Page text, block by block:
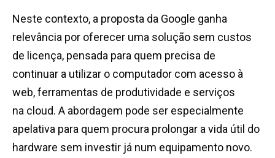
Neste contexto, a proposta da Google ganha
relevância por oferecer uma solução sem custos
de licença, pensada para quem precisa de
continuar a utilizar o computador com acesso à
web, ferramentas de produtividade e serviços
na cloud. A abordagem pode ser especialmente
apelativa para quem procura prolongar a vida útil do
hardware sem investir já num equipamento novo.